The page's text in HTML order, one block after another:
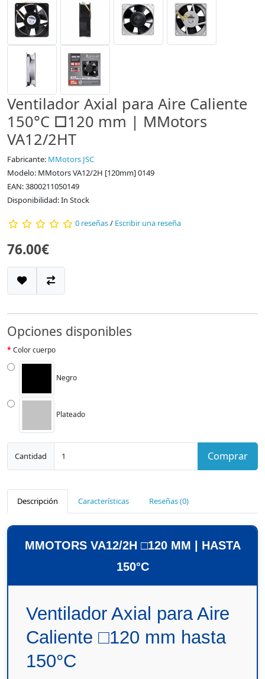
Ventilador Axial para Aire Caliente
150°C □120 mm | MMotors
VA12/2HT
Fabricante: MMotors JSC
Modelo: MMotors VA12/2H [120mm] 0149
EAN: 3800211050149
Disponibilidad: In Stock
0 reseñas/ Escribir una reseña
76.00€
Opciones disponibles
Color cuerpo
Negro
Plateado
Cantidad Comprar
Descripción Características Reseñas (0)
MMOTORS VA12/2H □120 MM | HASTA
150°C
Ventilador Axial para Aire
Caliente □120 mm hasta
150°C